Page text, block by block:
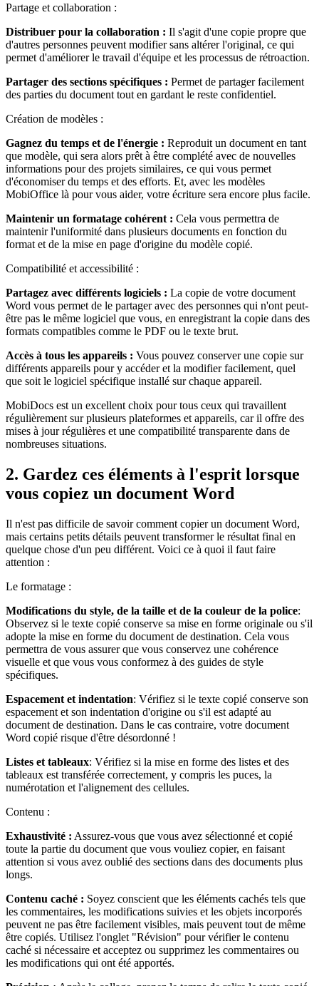
Partage et collaboration :
Distribuer pour la collaboration : Il s'agit d'une copie propre que
d'autres personnes peuvent modifier sans altérer l'original, ce qui
permet d'améliorer le travail d'équipe et les processus de rétroaction.
Partager des sections spécifiques : Permet de partager facilement
des parties du document tout en gardant le reste confidentiel.
Création de modèles :
Gagnez du temps et de l'énergie : Reproduit un document en tant
que modèle, qui sera alors prêt à être complété avec de nouvelles
informations pour des projets similaires, ce qui vous permet
d'économiser du temps et des efforts. Et, avec les modèles
MobiOffice là pour vous aider, votre écriture sera encore plus facile.
Maintenir un formatage cohérent : Cela vous permettra de
maintenir l'uniformité dans plusieurs documents en fonction du
format et de la mise en page d'origine du modèle copié.
Compatibilité et accessibilité :
Partagez avec différents logiciels : La copie de votre document
Word vous permet de le partager avec des personnes qui n'ont peut-
être pas le même logiciel que vous, en enregistrant la copie dans des
formats compatibles comme le PDF ou le texte brut.
Accès à tous les appareils : Vous pouvez conserver une copie sur
différents appareils pour y accéder et la modifier facilement, quel
que soit le logiciel spécifique installé sur chaque appareil.
MobiDocs est un excellent choix pour tous ceux qui travaillent
régulièrement sur plusieurs plateformes et appareils, car il offre des
mises à jour régulières et une compatibilité transparente dans de
nombreuses situations.
2. Gardez ces éléments à l'esprit lorsque
vous copiez un document Word
Il n'est pas difficile de savoir comment copier un document Word,
mais certains petits détails peuvent transformer le résultat final en
quelque chose d'un peu différent. Voici ce à quoi il faut faire
attention :
Le formatage :
Modifications du style, de la taille et de la couleur de la police:
Observez si le texte copié conserve sa mise en forme originale ou s'il
adopte la mise en forme du document de destination. Cela vous
permettra de vous assurer que vous conservez une cohérence
visuelle et que vous vous conformez à des guides de style
spécifiques.
Espacement et indentation: Vérifiez si le texte copié conserve son
espacement et son indentation d'origine ou s'il est adapté au
document de destination. Dans le cas contraire, votre document
Word copié risque d'être désordonné !
Listes et tableaux: Vérifiez si la mise en forme des listes et des
tableaux est transférée correctement, y compris les puces, la
numérotation et l'alignement des cellules.
Contenu :
Exhaustivité : Assurez-vous que vous avez sélectionné et copié
toute la partie du document que vous vouliez copier, en faisant
attention si vous avez oublié des sections dans des documents plus
longs.
Contenu caché : Soyez conscient que les éléments cachés tels que
les commentaires, les modifications suivies et les objets incorporés
peuvent ne pas être facilement visibles, mais peuvent tout de même
être copiés. Utilisez l'onglet "Révision" pour vérifier le contenu
caché si nécessaire et acceptez ou supprimez les commentaires ou
les modifications qui ont été apportés.